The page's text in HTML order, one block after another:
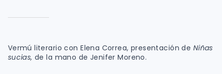
Vermú literario con Elena Correa, presentación de Niñas
sucias,de la mano de Jenifer Moreno.